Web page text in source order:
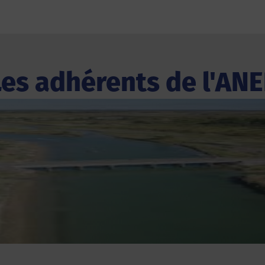
adhérents de